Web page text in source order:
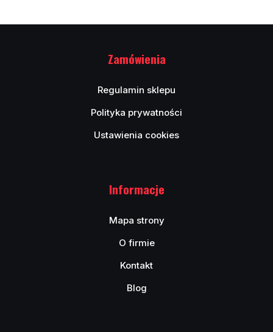
Zamówienia
Regulamin sklepu
Polityka prywatności
Ustawienia cookies
Informacje
Mapa strony
O firmie
Kontakt
Blog